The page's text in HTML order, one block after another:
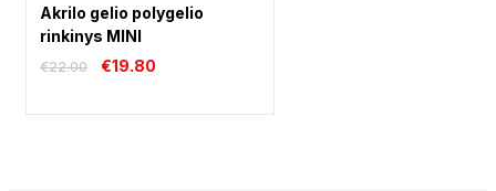
Akrilo gelio polygelio
rinkinys MINI
Original
€22.00
Current
€19.80